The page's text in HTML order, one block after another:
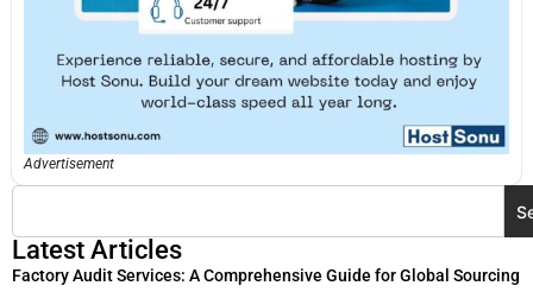
Advertisement
Latest Articles
Factory Audit Services: A Comprehensive Guide for Global Sourcing